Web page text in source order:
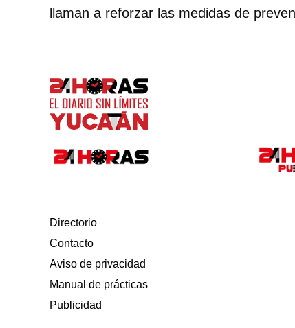
llaman a reforzar las medidas de
Directorio
Contacto
Aviso de privacidad
Manual de prácticas
Publicidad